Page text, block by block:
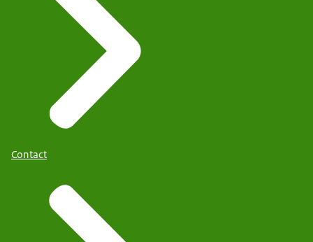
Contact